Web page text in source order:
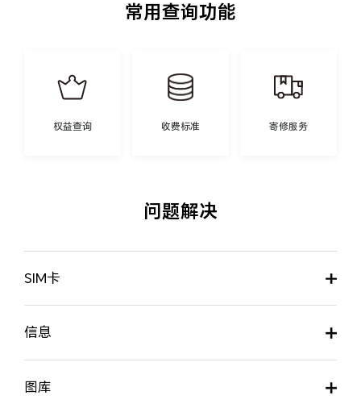
常用查询功能
权益查询 收费标准 寄修服务
问题解决
SIM卡
信息
图库